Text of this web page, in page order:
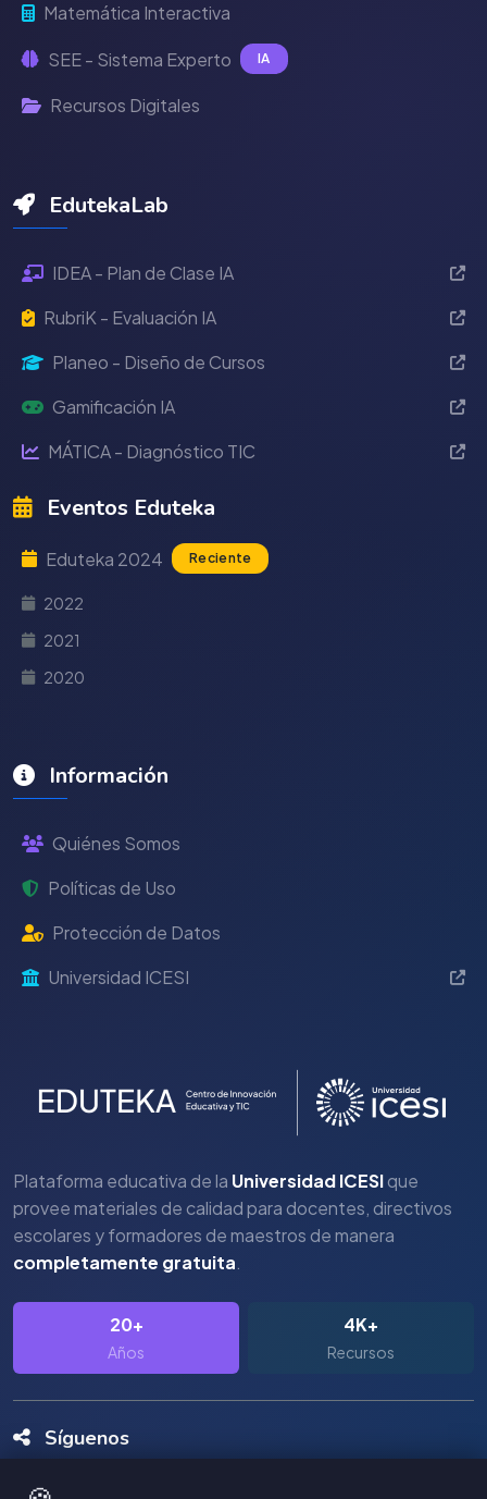
Matemática Interactiva
SEE - Sistema Experto IA
Recursos Digitales
EdutekaLab
IDEA - Plan de Clase IA
RubriK - Evaluación IA
Planeo - Diseño de Cursos
Gamificación IA
MÁTICA - Diagnóstico TIC
Eventos Eduteka
Eduteka 2024 Reciente
2022
2021
2020
Información
Quiénes Somos
Políticas de Uso
Protección de Datos
Universidad ICESI
Plataforma educativa de la Universidad ICESIque
provee materiales de calidad para docentes, directivos
escolares y formadores de maestros de manera
completamente gratuita.
20+
Años
4K+
Recursos
Síguenos